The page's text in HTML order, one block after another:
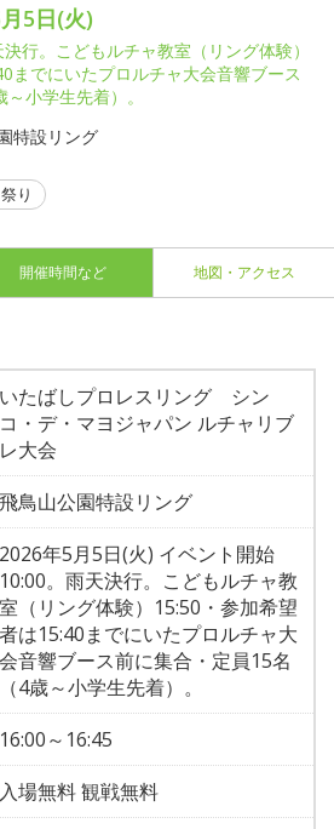
5日(火)
行。こどもルチャ教室（リング体験）
までにいたプロルチャ大会音響ブース
小学生先着）。
特設リング
祭り
開催時間など 地図・アクセス
いたばしプロレスリング シン
コ・デ・マヨジャパン ルチャリブ
レ大会
飛鳥山公園特設リング
2026年5月5日(火) イベント開始
10:00。雨天決行。こどもルチャ教
室（リング体験）15:50・参加希望
者は15:40までにいたプロルチャ大
会音響ブース前に集合・定員15名
（4歳～小学生先着）。
16:00～16:45
入場無料 観戦無料